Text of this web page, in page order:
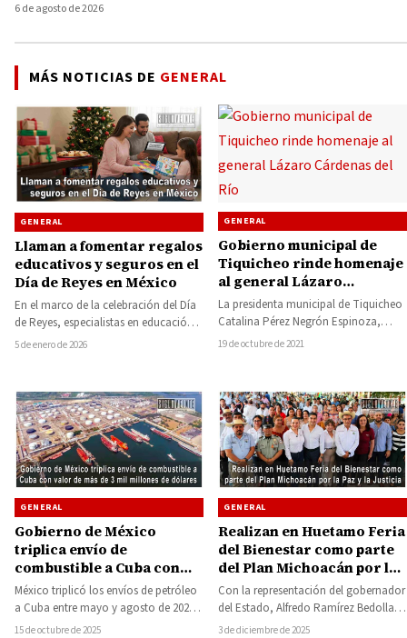
6 de agosto de 2026
MÁS NOTICIAS DE GENERAL
GENERAL
Llaman a fomentar regalos
educativos y seguros en el
Día de Reyes en México
En el marco de la celebración del Día
de Reyes, especialistas en educación,
psicología infantil y organizaciones
5 de enero de 2026
GENERAL
Gobierno municipal de
Tiquicheo rinde homenaje
al general Lázaro
Cárdenas del Río
La presidenta municipal de Tiquicheo
Catalina Pérez Negrón Espinoza,
encabezó la ceremonia en la tenencia
19 de octubre de 2021
GENERAL
Gobierno de México
triplica envío de
combustible a Cuba con
valor de más de 3 mil
millones de dólares
México triplicó los envíos de petróleo
a Cuba entre mayo y agosto de 2025,
con un valor superior…
15 de octubre de 2025
GENERAL
Realizan en Huetamo Feria
del Bienestar como parte
del Plan Michoacán por la
Paz y la Justicia
Con la representación del gobernador
del Estado, Alfredo Ramírez Bedolla,
la titular de la Secretaría del Bienestar
3 de diciembre de 2025